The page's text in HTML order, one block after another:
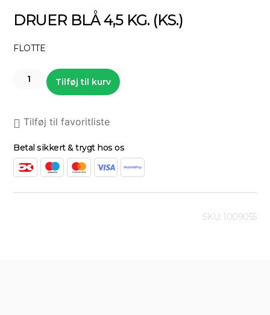
DRUER BLÅ 4,5 KG. (KS.)
FLOTTE
Tilføj til kurv
Tilføj til favoritliste
Betal sikkert & trygt hos os
SKU: 1009055